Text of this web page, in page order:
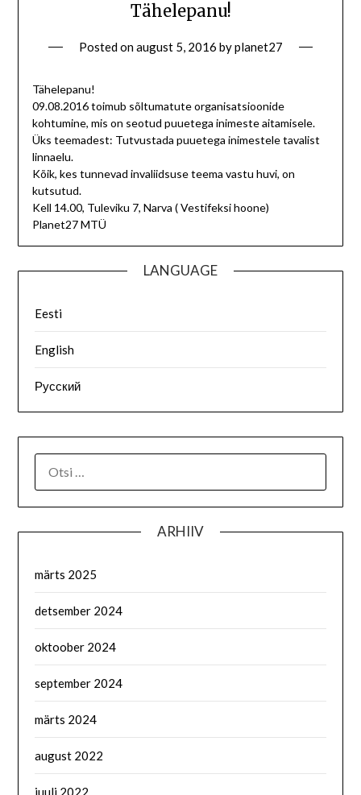
Tähelepanu!
Posted onaugust 5, 2016 byplanet27
Tähelepanu!
09.08.2016 toimub sõltumatute organisatsioonide
kohtumine, mis on seotud puuetega inimeste aitamisele.
Üks teemadest: Tutvustada puuetega inimestele tavalist
linnaelu.
Kõik, kes tunnevad invaliidsuse teema vastu huvi, on
kutsutud.
Kell 14.00, Tuleviku 7, Narva ( Vestifeksi hoone)
Planet27 MTÜ
LANGUAGE
Eesti
English
Русский
ARHIIV
märts 2025
detsember 2024
oktoober 2024
september 2024
märts 2024
august 2022
juuli 2022